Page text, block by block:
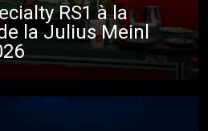
RS1 à la
la Julius Meinl